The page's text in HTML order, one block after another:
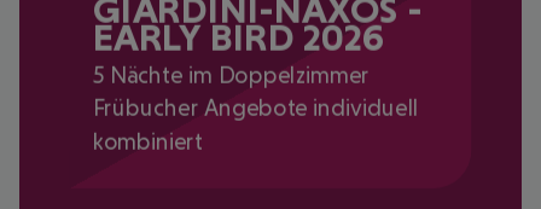
GIARDINI-NAXOS -
EARLY BIRD 2026
5 Nächte im Doppelzimmer
Frübucher Angebote individuell
kombiniert